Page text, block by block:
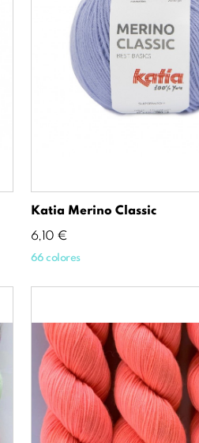
Katia Merino Classic
Precio
6,10 €
66 colores